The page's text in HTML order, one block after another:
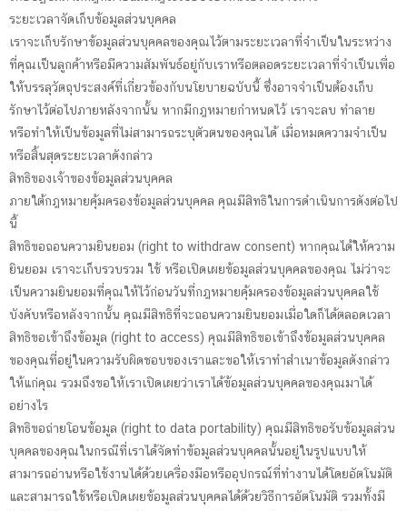
ระยะเวลาจัดเก็บข้อมูลส่วนบุคคล
เราจะเก็บรักษาข้อมูลส่วนบุคคลของคุณไว้ตามระยะเวลาที่จำเป็นในระหว่าง
ที่คุณเป็นลูกค้าหรือมีความสัมพันธ์อยู่กับเราหรือตลอดระยะเวลาที่จำเป็นเพื่อ
ให้บรรลุวัตถุประสงค์ที่เกี่ยวข้องกับนโยบายฉบับนี้ ซึ่งอาจจำเป็นต้องเก็บ
รักษาไว้ต่อไปภายหลังจากนั้น หากมีกฎหมายกำหนดไว้ เราจะลบ ทำลาย
หรือทำให้เป็นข้อมูลที่ไม่สามารถระบุตัวตนของคุณได้ เมื่อหมดความจำเป็น
หรือสิ้นสุดระยะเวลาดังกล่าว
สิทธิของเจ้าของข้อมูลส่วนบุคคล
ภายใต้กฎหมายคุ้มครองข้อมูลส่วนบุคคล คุณมีสิทธิในการดำเนินการดังต่อไป
นี้
สิทธิขอถอนความยินยอม (right to withdraw consent) หากคุณได้ให้ความ
ยินยอม เราจะเก็บรวบรวม ใช้ หรือเปิดเผยข้อมูลส่วนบุคคลของคุณ ไม่ว่าจะ
เป็นความยินยอมที่คุณให้ไว้ก่อนวันที่กฎหมายคุ้มครองข้อมูลส่วนบุคคลใช้
บังคับหรือหลังจากนั้น คุณมีสิทธิที่จะถอนความยินยอมเมื่อใดก็ได้ตลอดเวลา
สิทธิขอเข้าถึงข้อมูล (right to access) คุณมีสิทธิขอเข้าถึงข้อมูลส่วนบุคคล
ของคุณที่อยู่ในความรับผิดชอบของเราและขอให้เราทำสำเนาข้อมูลดังกล่าว
ให้แก่คุณ รวมถึงขอให้เราเปิดเผยว่าเราได้ข้อมูลส่วนบุคคลของคุณมาได้
อย่างไร
สิทธิขอถ่ายโอนข้อมูล (right to data portability) คุณมีสิทธิขอรับข้อมูลส่วน
บุคคลของคุณในกรณีที่เราได้จัดทำข้อมูลส่วนบุคคลนั้นอยู่ในรูปแบบให้
สามารถอ่านหรือใช้งานได้ด้วยเครื่องมือหรืออุปกรณ์ที่ทำงานได้โดยอัตโนมัติ
และสามารถใช้หรือเปิดเผยข้อมูลส่วนบุคคลได้ด้วยวิธีการอัตโนมัติ รวมทั้งมี